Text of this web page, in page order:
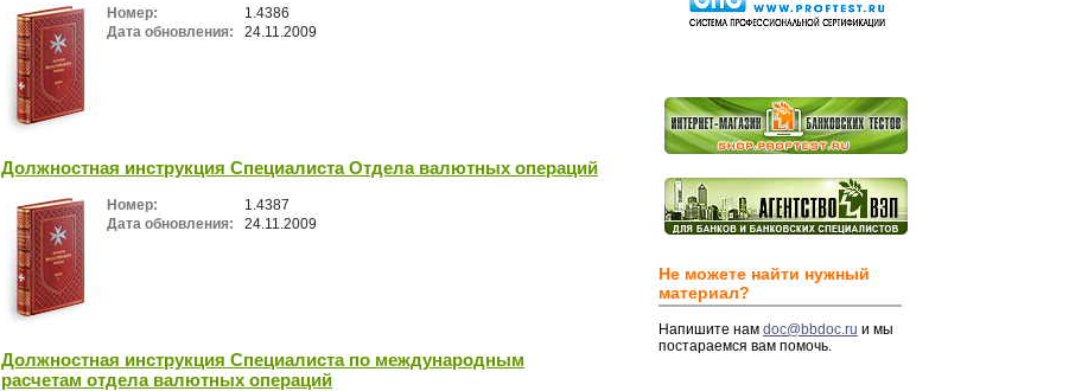
Номер:
1.4386
Дата обновления:
24.11.2009
Должностная инструкция Специалиста Отдела валютных операций
Номер:
1.4387
Дата обновления:
24.11.2009
Должностная инструкция Специалиста по международным
расчетам отдела валютных операций
Не можете найти нужный
материал?
Напишите нам doc@bbdoc.ru и мы
постараемся вам помочь.